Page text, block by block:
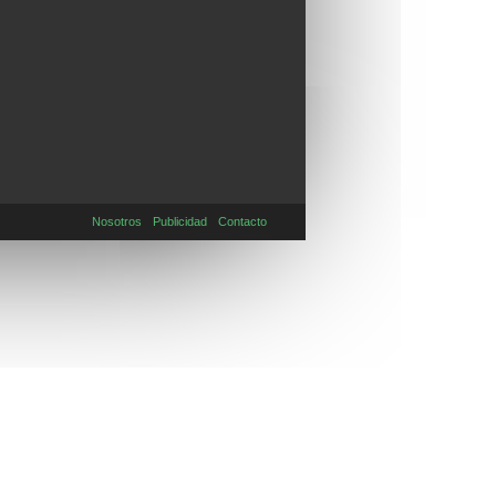
Nosotros Publicidad Contacto